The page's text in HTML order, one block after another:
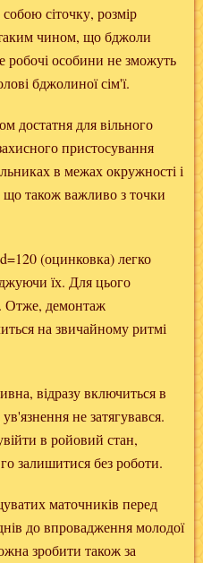
сіточку, розмір
таким чином, що бджоли
робочі особини не зможуть
бджолиної сім'ї.
достатня для вільного
пристосування
в межах окружності і
що також важливо з точки
(оцинковка) легко
їх. Для цього
Отже, демонтаж
на звичайному ритмі
відразу включиться в
не затягувався.
в ройовий стан,
залишитися без роботи.
маточників перед
до впровадження молодої
зробити також за